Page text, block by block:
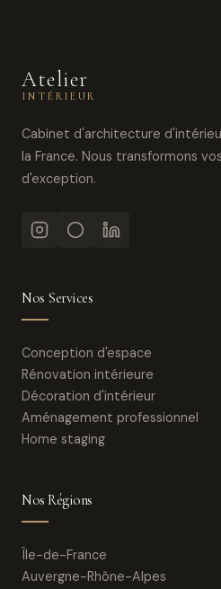
Atelier
INTÉRIEUR
Cabinet d'architecture
la France. Nous transformons
d'exception.
Nos Services
Conception d'espace
Rénovation intérieure
Décoration d'intérieur
Aménagement professionnel
Home staging
Nos Régions
Île-de-France
Auvergne-Rhône-Alpes